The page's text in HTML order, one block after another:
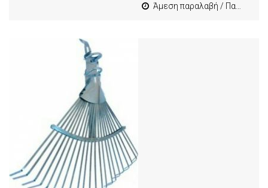
Άμεση παραλαβή / Παράδοση 1-3 εργασιμες